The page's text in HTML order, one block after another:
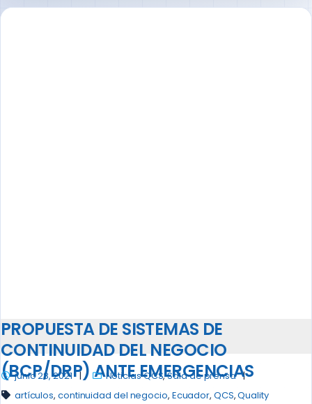
PROPUESTA DE SISTEMAS DE
CONTINUIDAD DEL NEGOCIO
(BCP/DRP) ANTE EMERGENCIAS
junio 28, 2021 Noticias QCS,Sala de prensa
artículos, continuidad del negocio, Ecuador, QCS,Quality